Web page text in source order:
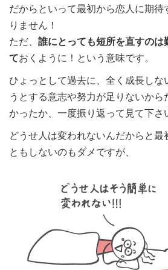
だからといって最初から恋人に期
りません！
ただ、 誰にとっても短所を直すのは
ておくように！という意味です。
ひょっとして過去に、全く成長しな
うとする意志や努力が足りないか
かったか、一度振り返って見て下さ
どうせ人は変われないんだからと最
ともしないのもダメですが、